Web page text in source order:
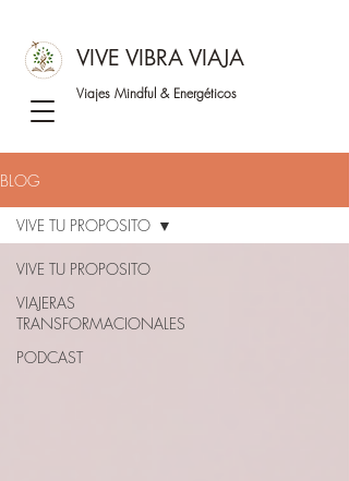
VIVE VIBRA VIAJA
Viajes Mindful & Energéticos
BLOG
VIVE TU PROPOSITO
VIAJERAS
TRANSFORMACIONALES
PODCAST
VIVE TU PROPOSITO